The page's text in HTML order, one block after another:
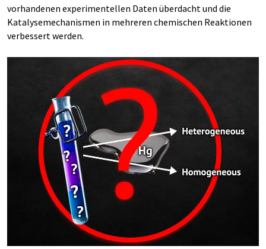
vorhandenen experimentellen Daten überdacht und die
Katalysemechanismen in mehreren chemischen Reaktionen
verbessert werden.